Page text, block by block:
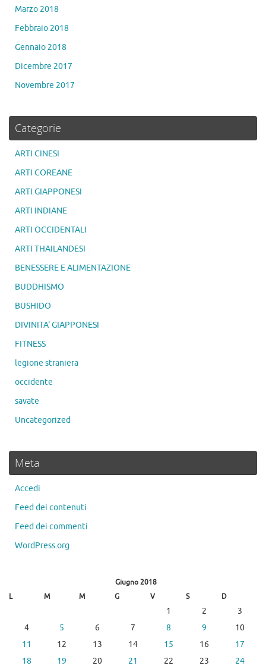
Marzo 2018
Febbraio 2018
Gennaio 2018
Dicembre 2017
Novembre 2017
Categorie
ARTI CINESI
ARTI COREANE
ARTI GIAPPONESI
ARTI INDIANE
ARTI OCCIDENTALI
ARTI THAILANDESI
BENESSERE E ALIMENTAZIONE
BUDDHISMO
BUSHIDO
DIVINITA' GIAPPONESI
FITNESS
legione straniera
occidente
savate
Uncategorized
Meta
Accedi
Feed dei contenuti
Feed dei commenti
WordPress.org
Giugno 2018
L
M M G V S D
1 2
3
4
5 6 7 8 9
10
11
12 13 14 15 16
17
18
19 20 21 22 23 24